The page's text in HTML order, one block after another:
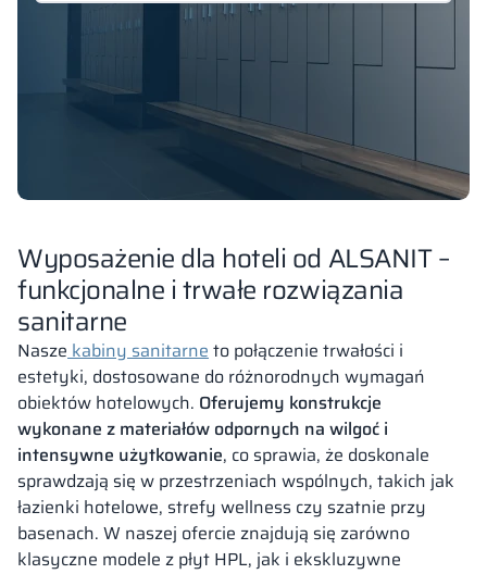
Wyposażenie dla hoteli od ALSANIT –
funkcjonalne i trwałe rozwiązania
sanitarne
Nasze kabiny sanitarne to połączenie trwałości i
estetyki, dostosowane do różnorodnych wymagań
obiektów hotelowych. Oferujemy konstrukcje
wykonane z materiałów odpornych na wilgoć i
intensywne użytkowanie, co sprawia, że doskonale
sprawdzają się w przestrzeniach wspólnych, takich jak
łazienki hotelowe, strefy wellness czy szatnie przy
basenach. W naszej ofercie znajdują się zarówno
klasyczne modele z płyt HPL, jak i ekskluzywne